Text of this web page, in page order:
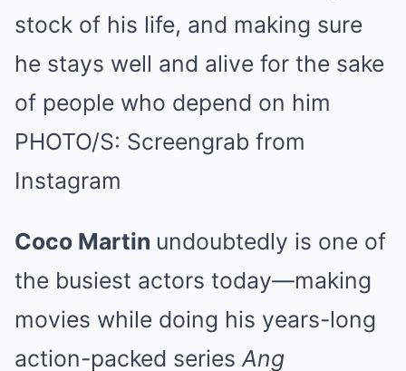
stock of his life, and making sure
he stays well and alive for the sake
of people who depend on him
PHOTO/S: Screengrab from
Instagram
Coco Martin undoubtedly is one of
the busiest actors today—making
movies while doing his years-long
action-packed series Ang